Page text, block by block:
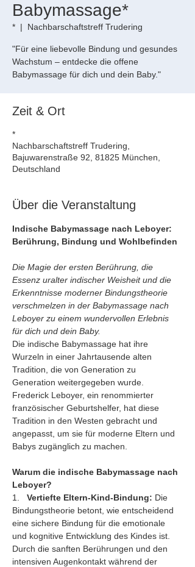
Babymassage*
*
  |
Nachbarschaftstreff Trudering
"Für eine liebevolle Bindung und gesundes
Wachstum – entdecke die offene
Babymassage für dich und dein Baby."
Zeit & Ort
*
Nachbarschaftstreff Trudering,
Bajuwarenstraße 92, 81825 München,
Deutschland
Über die Veranstaltung
Indische Babymassage nach Leboyer:
Berührung, Bindung und Wohlbefinden
Die Magie der ersten Berührung, die
Essenz uralter indischer Weisheit und die
Erkenntnisse moderner Bindungstheorie
verschmelzen in der Babymassage nach
Leboyer zu einem wundervollen Erlebnis
für dich und dein Baby.
Die indische Babymassage hat ihre
Wurzeln in einer Jahrtausende alten
Tradition, die von Generation zu
Generation weitergegeben wurde.
Frederick Leboyer, ein renommierter
französischer Geburtshelfer, hat diese
Tradition in den Westen gebracht und
angepasst, um sie für moderne Eltern und
Babys zugänglich zu machen.
Warum die indische Babymassage nach
Leboyer?
1. Vertiefte Eltern-Kind-Bindung: Die
Bindungstheorie betont, wie entscheidend
eine sichere Bindung für die emotionale
und kognitive Entwicklung des Kindes ist.
Durch die sanften Berührungen und den
intensiven Augenkontakt während der